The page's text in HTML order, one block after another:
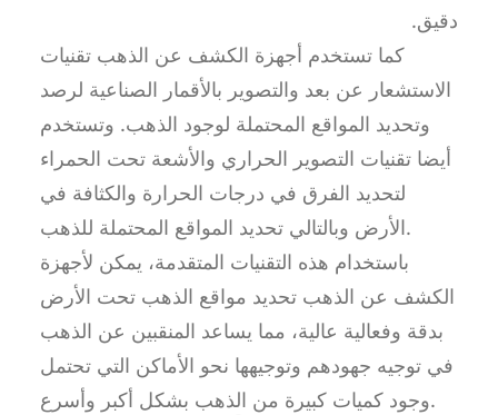
دقيق.
كما تستخدم أجهزة الكشف عن الذهب تقنيات
الاستشعار عن بعد والتصوير بالأقمار الصناعية لرصد
وتحديد المواقع المحتملة لوجود الذهب. وتستخدم
أيضا تقنيات التصوير الحراري والأشعة تحت الحمراء
لتحديد الفرق في درجات الحرارة والكثافة في
الأرض وبالتالي تحديد المواقع المحتملة للذهب.
باستخدام هذه التقنيات المتقدمة، يمكن لأجهزة
الكشف عن الذهب تحديد مواقع الذهب تحت الأرض
بدقة وفعالية عالية، مما يساعد المنقبين عن الذهب
في توجيه جهودهم وتوجيهها نحو الأماكن التي تحتمل
وجود كميات كبيرة من الذهب بشكل أكبر وأسرع.